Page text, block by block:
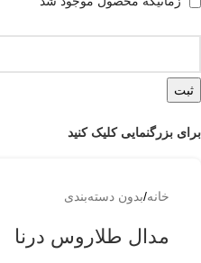
ثبت
برای بزرگنمایی کلیک کنید
خانه/بدون دسته‌بندی
مدال طلاروس درنا